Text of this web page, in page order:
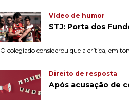
Vídeo de humor
STJ: Porta dos
O colegiado considerou que a crítica, em
Direito de resposta
Após acusação de